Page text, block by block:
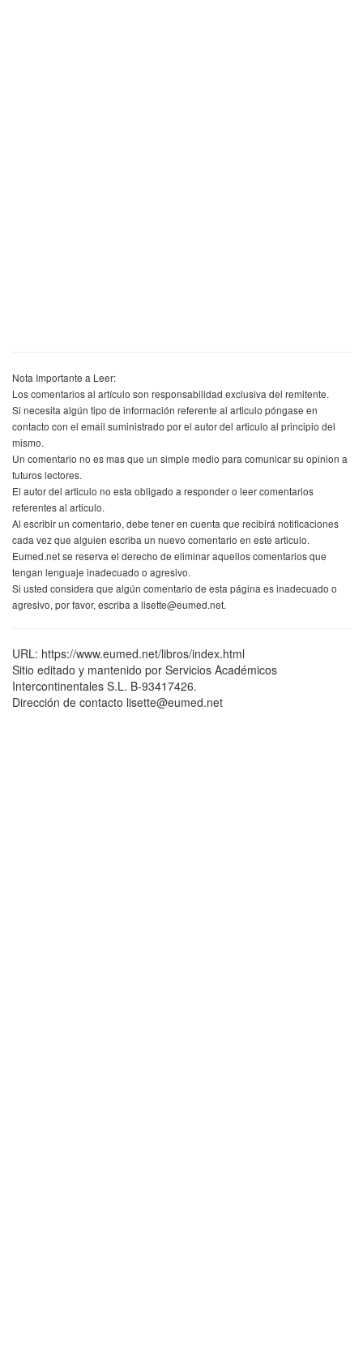
Nota Importante a Leer:
Los comentarios al artículo son responsabilidad exclusiva del remitente.
Si necesita algún tipo de información referente al articulo póngase en
contacto con el email suministrado por el autor del articulo al principio del
mismo.
Un comentario no es mas que un simple medio para comunicar su opinion a
futuros lectores.
El autor del articulo no esta obligado a responder o leer comentarios
referentes al articulo.
Al escribir un comentario, debe tener en cuenta que recibirá notificaciones
cada vez que alguien escriba un nuevo comentario en este articulo.
Eumed.net se reserva el derecho de eliminar aquellos comentarios que
tengan lenguaje inadecuado o agresivo.
Si usted considera que algún comentario de esta página es inadecuado o
agresivo, por favor, escriba a lisette@eumed.net.
URL: https://www.eumed.net/libros/index.html
Sitio editado y mantenido por Servicios Académicos
Intercontinentales S.L. B-93417426.
Dirección de contacto lisette@eumed.net